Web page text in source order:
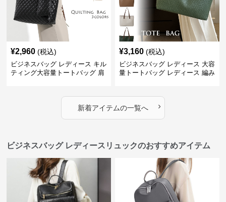
¥2,960 (税込)
ビジネスバッグ レディース キル
ティング大容量トートバッグ 肩
¥3,160 (税込)
ビジネスバッグ レディース 大容
量トートバッグ レディース 編み
新着アイテムの一覧へ ›
ビジネスバッグ レディースリュックのおすすめアイテム